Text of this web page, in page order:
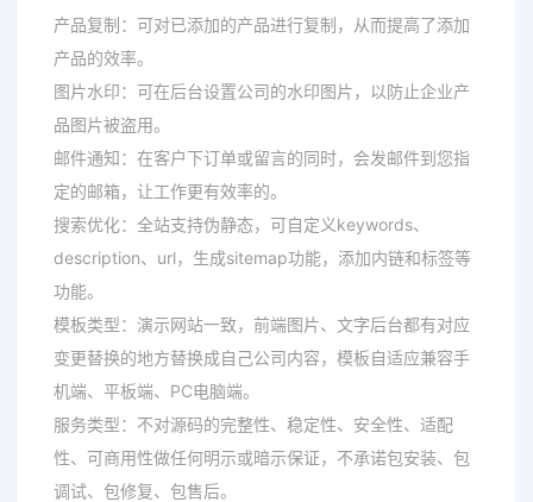
产品复制：可对已添加的产品进行复制，从而提高了添加
产品的效率。
图片水印：可在后台设置公司的水印图片，以防止企业产
品图片被盗用。
邮件通知：在客户下订单或留言的同时，会发邮件到您指
定的邮箱，让工作更有效率的。
搜索优化：全站支持伪静态，可自定义keywords、
description、url，生成sitemap功能，添加内链和标签等
功能。
模板类型：演示网站一致，前端图片、文字后台都有对应
变更替换的地方替换成自己公司内容，模板自适应兼容手
机端、平板端、PC电脑端。
服务类型：不对源码的完整性、稳定性、安全性、适配
性、可商用性做任何明示或暗示保证，不承诺包安装、包
调试、包修复、包售后。